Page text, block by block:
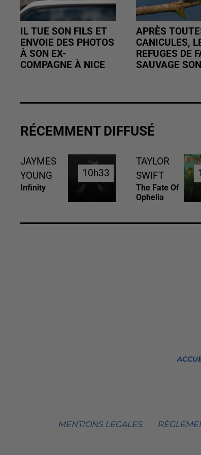
IL TUE SON FILS ET
ENVOIE DES PHOTOS
À SON EX-
COMPAGNE À NICE
APRÈS
CANICULES,
REFUGES DE
SAUVAGE
RÉCEMMENT DIFFUSÉ
JAYMES
YOUNG
Infinity
10h33
10h33
TAYLOR
SWIFT
The Fate Of
Ophelia
MENTIONS LEGALES